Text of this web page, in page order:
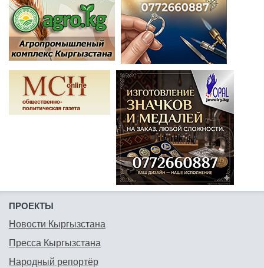
ПРОЕКТЫ
Новости Кыргызстана
Пресса Кыргызстана
Народный репортёр